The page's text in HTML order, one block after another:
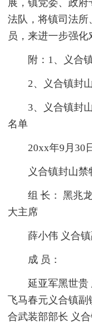
展，镇党委、政
法队，将镇司法
员，来进一步强化
附：1、义合
2、义合镇封
3、义合镇封
名单
20xx年9月30
义合镇封山
组 长： 黑兆
大主席
薛小伟 义合
成 员：
延亚军黑世贵
飞马春元义合镇副
合武装部部长 义